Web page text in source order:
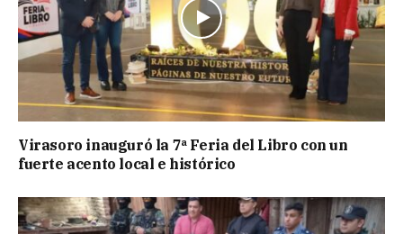
Virasoro inauguró la 7ª Feria del Libro con un
fuerte acento local e histórico